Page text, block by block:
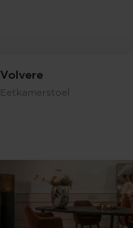
Volvere
Eetkamerstoel